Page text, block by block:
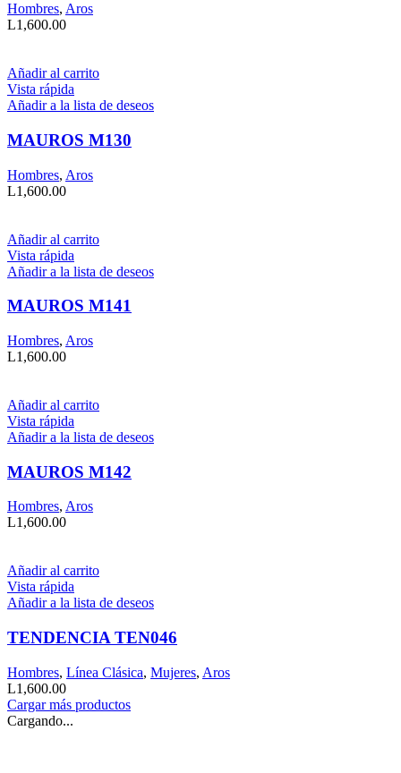
Hombres, Aros
L1,600.00
Añadir al carrito
Vista rápida
Añadir a la lista de deseos
MAUROS M130
Hombres, Aros
L1,600.00
Añadir al carrito
Vista rápida
Añadir a la lista de deseos
MAUROS M141
Hombres, Aros
L1,600.00
Añadir al carrito
Vista rápida
Añadir a la lista de deseos
MAUROS M142
Hombres, Aros
L1,600.00
Añadir al carrito
Vista rápida
Añadir a la lista de deseos
TENDENCIA TEN046
Hombres, Línea Clásica, Mujeres, Aros
L1,600.00
Cargar más productos
Cargando...